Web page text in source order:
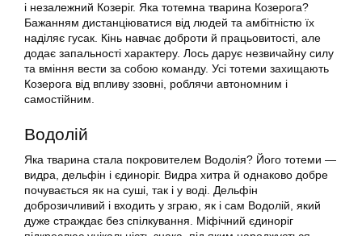
і незалежний Козеріг. Яка тотемна тварина Козерога?
Бажанням дистанціюватися від людей та амбітністю їх
наділяє гусак. Кінь навчає доброти й працьовитості, але
додає запальності характеру. Лось дарує незвичайну силу
та вміння вести за собою команду. Усі тотеми захищають
Козерога від впливу ззовні, роблячи автономним і
самостійним.
Водолій
Яка тварина стала покровителем Водолія? Його тотеми —
видра, дельфін і єдиноріг. Видра хитра й однаково добре
почувається як на суші, так і у воді. Дельфін
доброзичливий і входить у зграю, як і сам Водолій, який
дуже страждає без спілкування. Міфічний єдиноріг